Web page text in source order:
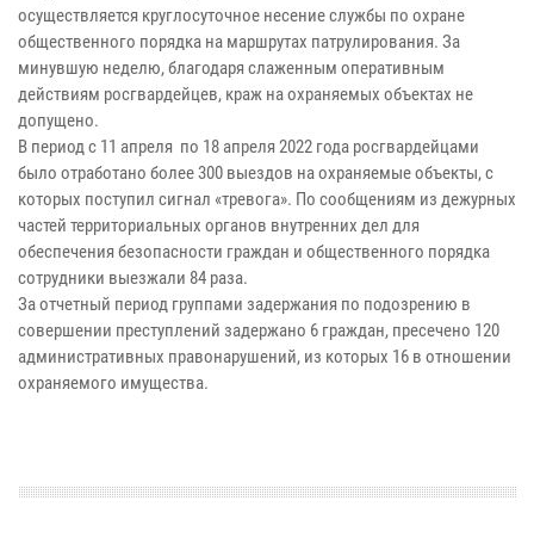
осуществляется круглосуточное несение службы по охране
общественного порядка на маршрутах патрулирования. За
минувшую неделю, благодаря слаженным оперативным
действиям росгвардейцев, краж на охраняемых объектах не
допущено.
В период с 11 апреля по 18 апреля 2022 года росгвардейцами
было отработано более 300 выездов на охраняемые объекты, с
которых поступил сигнал «тревога». По сообщениям из дежурных
частей территориальных органов внутренних дел для
обеспечения безопасности граждан и общественного порядка
сотрудники выезжали 84 раза.
За отчетный период группами задержания по подозрению в
совершении преступлений задержано 6 граждан, пресечено 120
административных правонарушений, из которых 16 в отношении
охраняемого имущества.